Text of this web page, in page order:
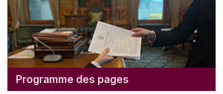
Programme des pages